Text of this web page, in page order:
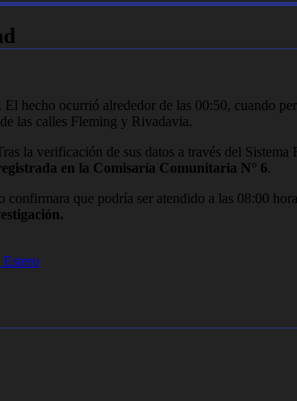
hecho ocurrió alrededor de las 00:50, cuando
las calles Fleming y Rivadavia.
la verificación de sus datos a través del Sistema
en la Comisaría Comunitaria N° 6.
que podría ser atendido a las 08:00